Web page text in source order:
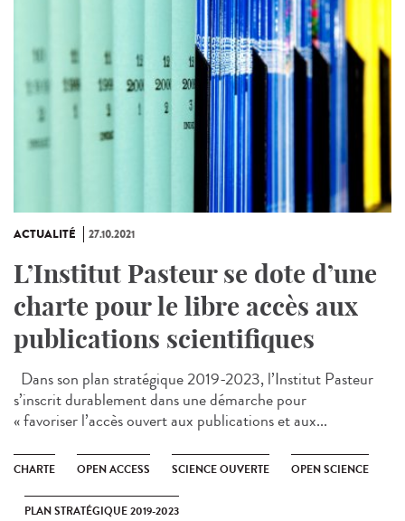
ACTUALITÉ 27.10.2021
L’Institut Pasteur se dote d’une
charte pour le libre accès aux
publications scientifiques
Dans son plan stratégique 2019-2023, l’Institut Pasteur
s’inscrit durablement dans une démarche pour
« favoriser l’accès ouvert aux publications et aux...
CHARTE OPEN ACCESS SCIENCE OUVERTE OPEN SCIENCE
PLAN STRATÉGIQUE 2019-2023